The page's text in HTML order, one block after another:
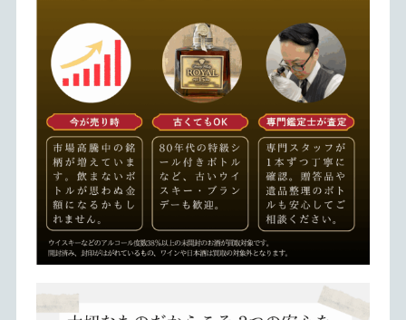
神戸でお酒が売れるブックオフ三宮センター街店